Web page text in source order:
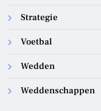
Strategie
Voetbal
Wedden
Weddenschappen